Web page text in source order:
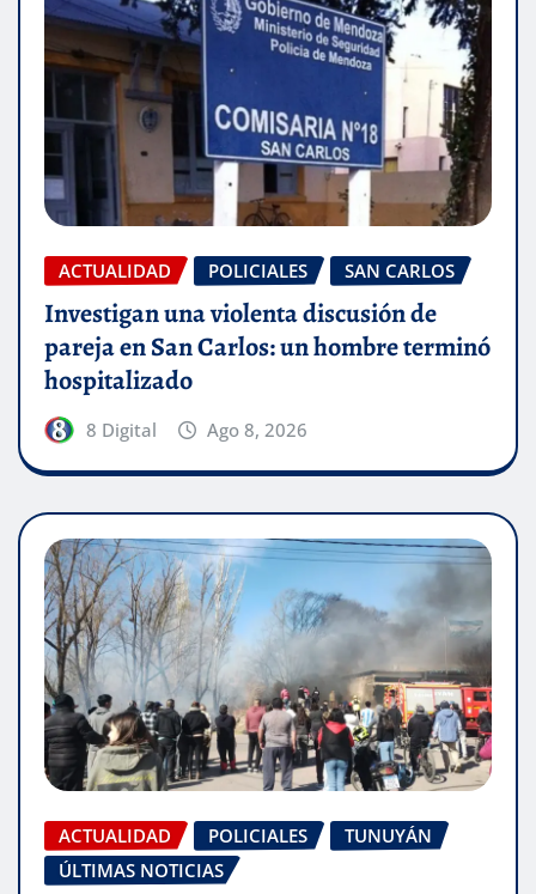
ACTUALIDAD POLICIALES SAN CARLOS
Investigan una violenta discusión de
pareja en San Carlos: un hombre terminó
hospitalizado
8 Digital Ago 8, 2026
ACTUALIDAD POLICIALES
TUNUYÁN
ÚLTIMAS NOTICIAS